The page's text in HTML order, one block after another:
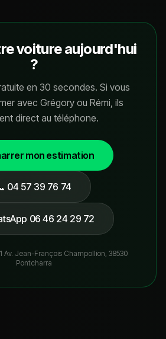
voiture aujourd'hui
?
en 30 secondes. Si vous
avec Grégory ou Rémi, ils
direct au téléphone.
mon estimation
04 57 39 76 74
06 46 24 29 72
Av. Jean-François Champollion, 38530
Pontcharra